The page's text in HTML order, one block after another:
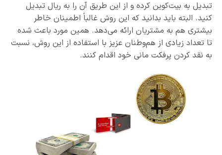
تبدیل به بیت‌کوین کرده و از این طریق آن را به ریال تبدیل
کنید. البته باید بدانید که این روش غالباً اطمینان خاطر
بیشتری هم به مشتریان ارائه می‌دهد. همین مورد باعث شده
تا تعداد زیادی از هم‌وطنان عزیز با استفاده از این روش، نسبت
به نقد کردن پرفکت مانی خود اقدام کنند.